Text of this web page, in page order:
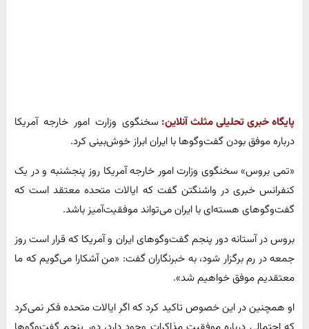
پایگاه خبری تحلیلی مثلث آنلاین: سخنگوی وزارت امور خارجه آمریکا
درباره موفق بودن گفت‌وگوها با ایران ابراز خوش‌بینی کرد.
«تمی بروس» سخنگوی وزارت امور خارجه آمریکا روز پنجشنبه و در یک
کنفرانس خبری در واشنگتن گفت که ایالات متحده معتقد است که
گفت‌وگوهای هسته‌ای با ایران می‌تواند موفقیت‌آمیز باشد.
بروس در آستانه دور پنجم گفت‌وگوهای ایران و آمریکا که قرار است روز
جمعه در رم برگزار شود، به خبرنگاران گفت: «من آشکارا می‌گویم که ما
معتقدیم موفق خواهیم شد».
او همچنین در این خصوص تاکید کرد که اگر ایالات متحده فکر نمی‌کرد